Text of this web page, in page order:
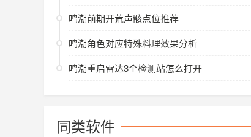
鸣潮前期开荒声骸点位推荐
鸣潮角色对应特殊料理效果分析
鸣潮重启雷达3个检测站怎么打开
同类软件